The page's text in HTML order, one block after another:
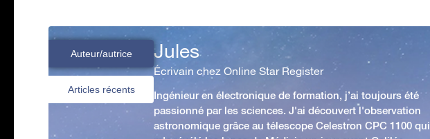
Auteur/autrice
Articles récents
Jules
Écrivain chez Online Star Register
Ingénieur en électronique de formation, j’ai toujours été
passionné par les sciences. J'ai découvert l'observation
astronomique grâce au télescope Celestron CPC 1100 qui